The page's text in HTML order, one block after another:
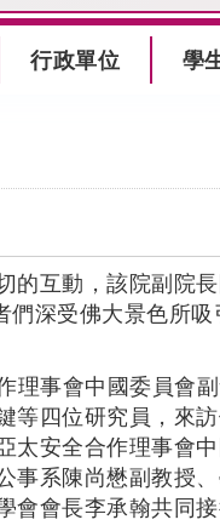
行政單位 學
互動，該院副院
們深受佛大景色所
理事會中國委員會
等四位研究員，來
太安全合作理事會
事系陳尚懋副教授
會長李承翰共同接